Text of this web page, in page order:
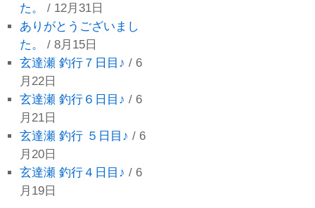
た。
/ 12月31日
ありがとうございまし
た。
/ 8月15日
玄達瀬 釣行７日目♪ / 6
月22日
玄達瀬 釣行６日目♪ / 6
月21日
玄達瀬 釣行 ５日目♪ / 6
月20日
玄達瀬 釣行４日目♪ / 6
月19日